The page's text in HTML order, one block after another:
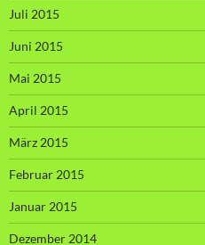
Juli 2015
Juni 2015
Mai 2015
April 2015
März 2015
Februar 2015
Januar 2015
Dezember 2014